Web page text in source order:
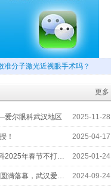
准分子激光近视眼手术吗？
更多
尔眼科武汉地区 2025-11-28
！ 2025-04-17
2025年春节不打… 2025-01-24
满落幕，武汉爱… 2024-09-24